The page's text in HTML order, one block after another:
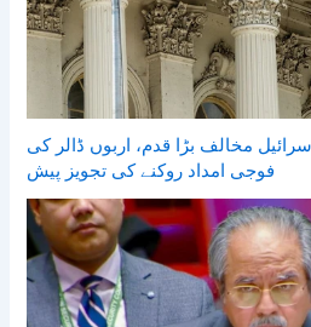
مخالف بڑا قدم، اربوں ڈالر کی
فوجی امداد روکنے کی تجویز پیش